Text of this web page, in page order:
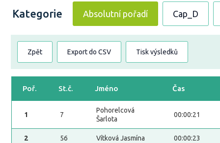
Kategorie Absolutní pořadí Cap_D
Zpět Export do CSV Tisk výsledků
Poř. St.č. Jméno Čas
1 7
Pohorelcová
Šarlota
00:00:21
2 56 Vítková Jasmína 00:00:23